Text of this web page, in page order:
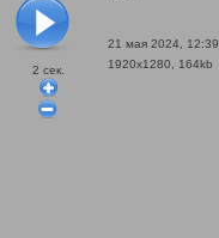
2 сек.
21 мая 2024, 12:39
1920x1280, 164kb